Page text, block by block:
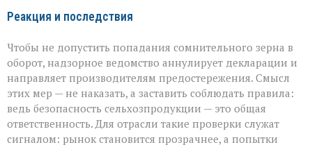
Реакция и последствия
Чтобы не допустить попадания сомнительного зерна в
оборот, надзорное ведомство аннулирует декларации и
направляет производителям предостережения. Смысл
этих мер — не наказать, а заставить соблюдать правила:
ведь безопасность сельхозпродукции — это общая
ответственность. Для отрасли такие проверки служат
сигналом: рынок становится прозрачнее, а попытки